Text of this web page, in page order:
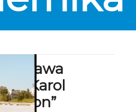
Wystawa
+ Karol